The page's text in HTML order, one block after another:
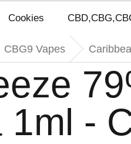
Cookies
CBG9 Vapes
-